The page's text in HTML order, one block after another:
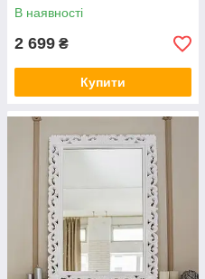
В наявності
2 699 ₴
Купити